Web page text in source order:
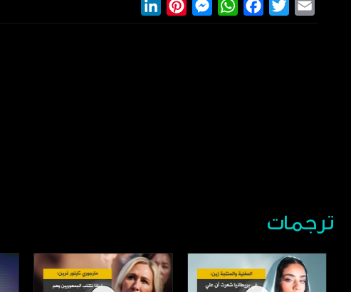
LinkedInPinterestMessengerWhatsAppFacebook
Twitter
ترجمات